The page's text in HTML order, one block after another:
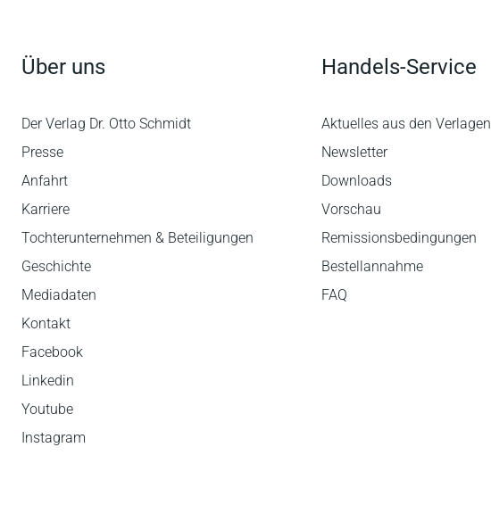
Über uns
Der Verlag Dr. Otto Schmidt
Presse
Anfahrt
Karriere
Tochterunternehmen & Beteiligungen
Geschichte
Mediadaten
Kontakt
Facebook
Linkedin
Youtube
Instagram
Handels-Service
Aktuelles aus den Verlagen
Newsletter
Downloads
Vorschau
Remissionsbedingungen
Bestellannahme
FAQ